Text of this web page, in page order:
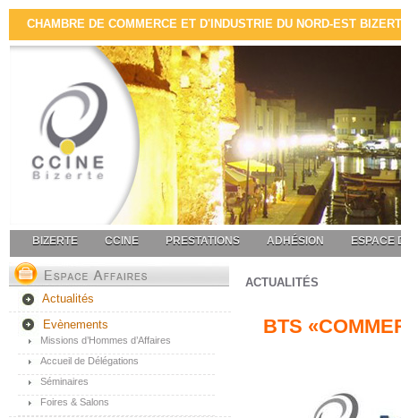
CHAMBRE DE COMMERCE ET D'INDUSTRIE DU NORD-EST
BIZERTE CCINE PRESTATIONS ADHÉSION ESPACE
Actualités
Evènements
Missions d’Hommes d’Affaires
Accueil de Délégations
Séminaires
Foires & Salons
ACTUALITÉS
BTS